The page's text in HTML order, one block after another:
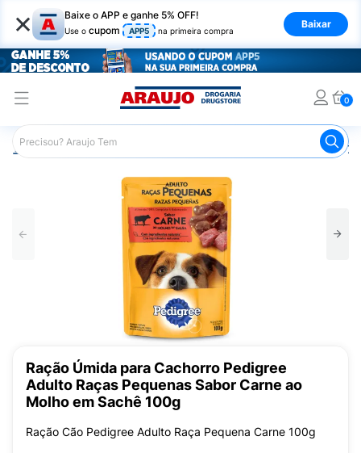
× Baixe o APP e ganhe 5% OFF!
Use o cupom APP5 na primeira compra
Baixar
0
Araujo Pet Shop Ração para Cachorro
Ração Úmida para Cachorro Pedigree
Adulto Raças Pequenas Sabor Carne ao
Molho em Sachê 100g
Ração Cão Pedigree Adulto Raça Pequena Carne 100g